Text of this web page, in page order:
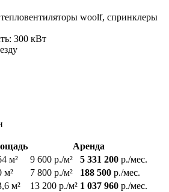
тепловентиляторы woolf, спринклеры
300 кВт
Аренда
м² 9 600 р./м² 5 331 200 р./мес.
м² 7 800 р./м² 188 500 р./мес.
м² 13 200 р./м² 1 037 960 р./мес.